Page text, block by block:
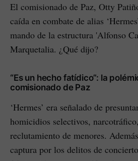
El comisionado de Paz, Otty
caída en combate de alias
mando de la estructura 'Alfonso
Marquetalia. ¿Qué dijo?
“Es un hecho fatídico”: la
comisionado de Paz
‘Hermes’ era señalado de
homicidios selectivos,
reclutamiento de menores.
captura por los delitos de